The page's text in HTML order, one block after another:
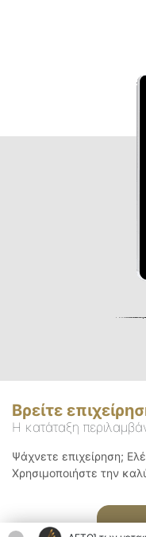
Βρείτε
Η κατάταξη
Ψάχνετε επιχείρηση;
Χρησιμοποιήστε την